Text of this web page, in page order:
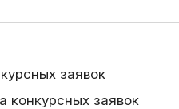
заявок
конкурсных заявок